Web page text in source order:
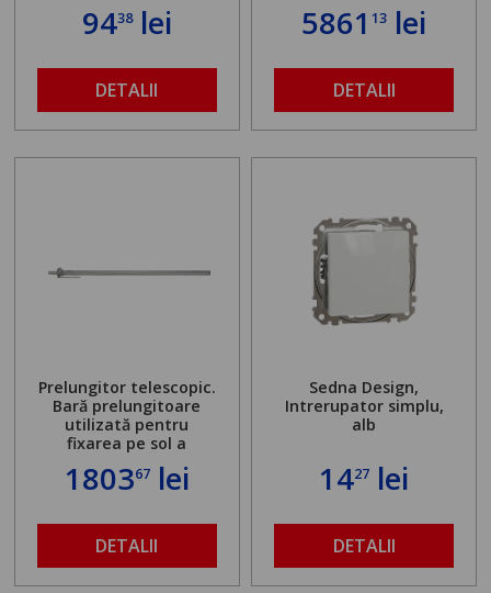
9438lei
DETALII
586113 lei
DETALII
Prelungitor telescopic.
Bară prelungitoare
utilizată pentru
fixarea pe sol a
standului mașinii de
găurit în locul
maximă admisă de 500
kg și înălțime reglabilă
de la 1,8 la 2,9 m
180367lei
DETALII
Sedna Design,
Intrerupator simplu,
alb
1427 lei
DETALII